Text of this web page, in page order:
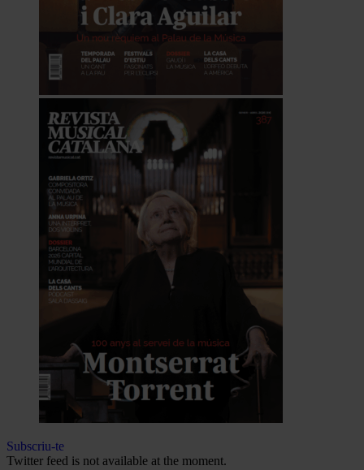
Subscriu-te
Twitter feed is not available at the moment.